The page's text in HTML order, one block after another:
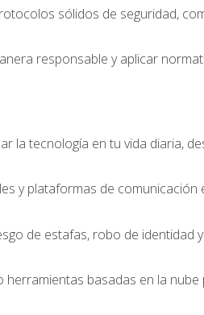
sólidos de seguridad,
responsable y aplicar
la tecnología en tu vida diaria,
y plataformas de
de estafas, robo de identidad
basadas en la